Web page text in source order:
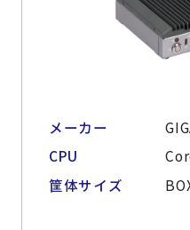
メーカー
CPU
筐体サイズ